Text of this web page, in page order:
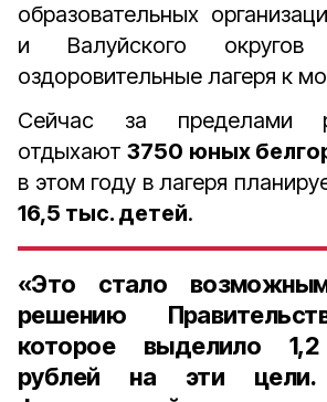
образовательных
и Валуйского
оздоровительные лагеря к
Сейчас за пределами
отдыхают 3750 юных
в этом году в лагеря
16,5 тыс. детей.
«Это стало
решению
которое выделило
рублей на эти цели.